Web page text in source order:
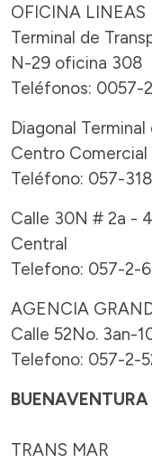
OFICINA LINEAS
Terminal de
N-29 oficina 308
Teléfonos: 0057-
Diagonal
Centro Comercial
Teléfono: 057-
Calle 30N # 2a -
Central
Telefono: 057-2-
AGENCIA
Calle 52No. 3an-
Telefono: 057-2-
BUENAVENTURA
TRANS MAR